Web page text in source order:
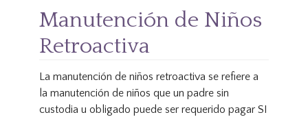
Manutención de Niños
Retroactiva
La manutención de niños retroactiva se refiere a
la manutención de niños que un padre sin
custodia u obligado puede ser requerido pagar SI